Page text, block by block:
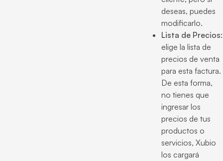
deseas, puedes
modificarlo.
Lista de Precios:
elige la lista de
precios de venta
para esta factura.
De esta forma,
no tienes que
ingresar los
precios de tus
productos o
servicios, Xubio
los cargará